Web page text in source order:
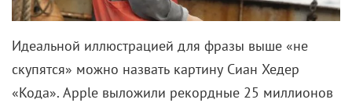
Идеальной иллюстрацией для фразы выше «не
скупятся» можно назвать картину Сиан Хедер
«Кода». Apple выложили рекордные 25 миллионов